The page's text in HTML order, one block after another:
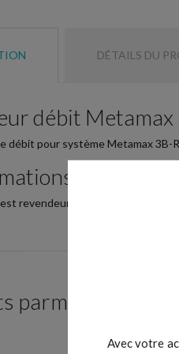
Avec votre
DÉTAILS DU
débit
débit pour système Metamax 3B-
revendeur agréé en France
parmi ceux de la